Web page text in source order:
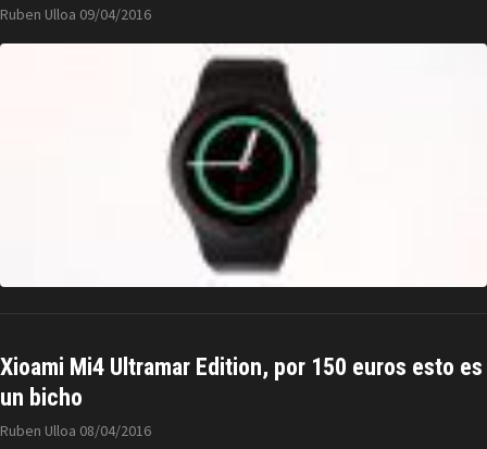
Ruben Ulloa 09/04/2016
Xioami Mi4 Ultramar Edition, por 150 euros esto es
un bicho
Ruben Ulloa 08/04/2016